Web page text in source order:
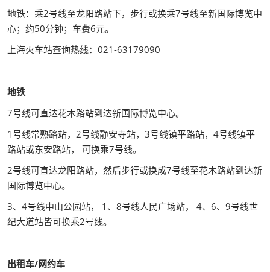
地铁：乘2号线至龙阳路站下，步行或换乘7号线至新国际博览中
心；约50分钟；车费6元。
上海火车站查询热线：021-63179090
地铁
7号线可直达花木路站到达新国际博览中心。
1号线常熟路站，2号线静安寺站，3号线镇平路站，4号线镇平
路站或东安路站， 可换乘7号线。
2号线可直达龙阳路站，然后步行或换成7号线至花木路站到达新
国际博览中心。
3、4号线中山公园站， 1、8号线人民广场站， 4、6、9号线世
纪大道站皆可换乘2号线。
出租车/网约车